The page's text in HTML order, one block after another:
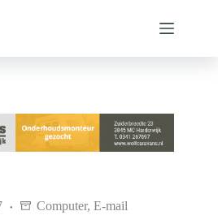
Computer, E-mail